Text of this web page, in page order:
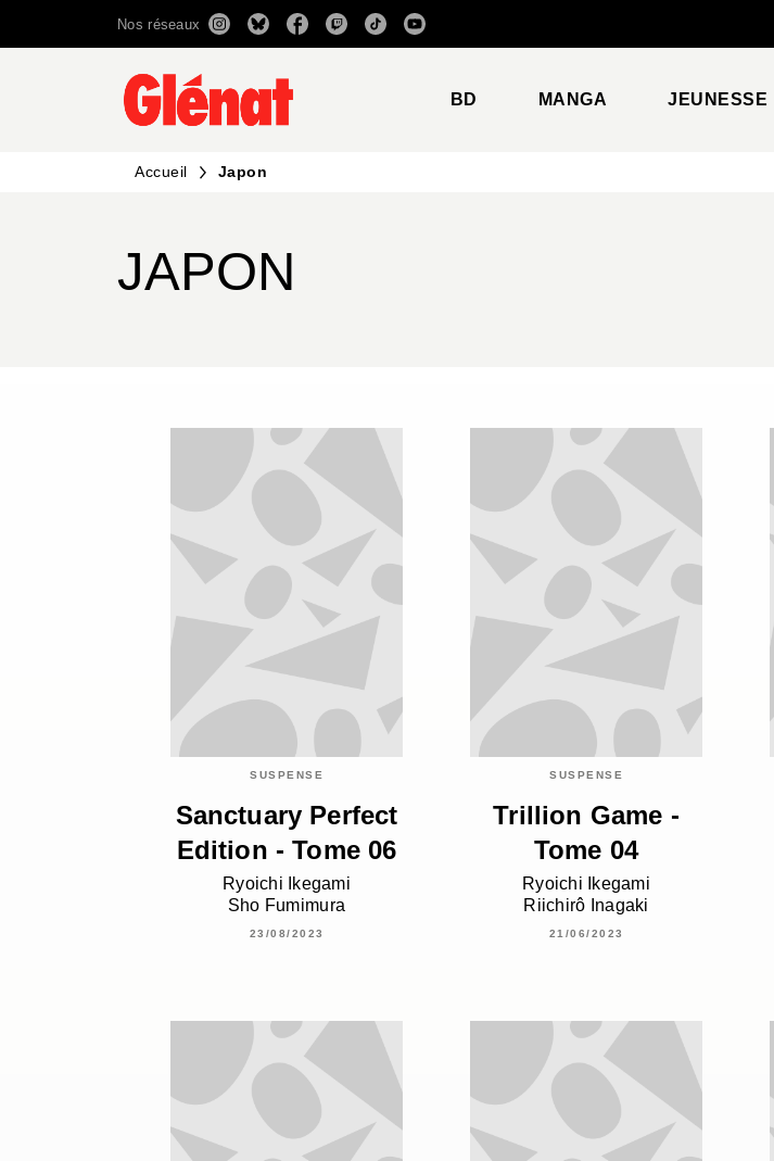
RECHERCHE CONTENU
Nos réseaux
BD MANGA JEUNESSE
Accueil Japon
JAPON
SUSPENSE
Sanctuary Perfect
Edition - Tome 06
Ryoichi Ikegami
Sho Fumimura
23/08/2023
SUSPENSE
Trillion Game -
Tome 04
Ryoichi Ikegami
Riichirô Inagaki
21/06/2023